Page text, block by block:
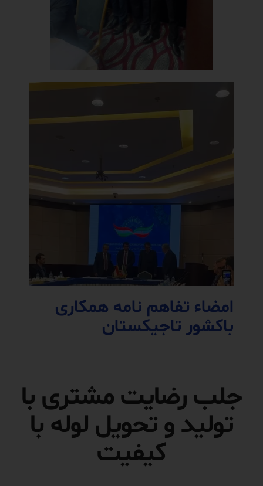
امضاء تفاهم نامه همکاری
باکشور تاجیکستان
جلب رضایت مشتری با
تولید و تحویل لوله با
کیفیت